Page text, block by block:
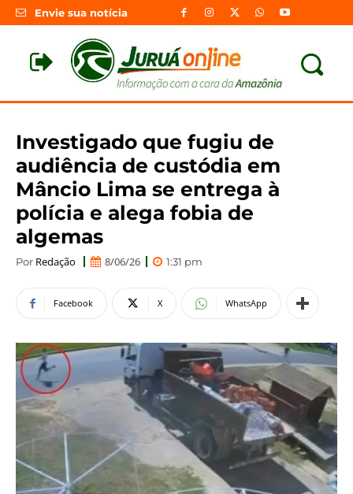
Envie sua notícia
Investigado que fugiu de
audiência de custódia em
Mâncio Lima se entrega à
polícia e alega fobia de
algemas
Por Redação 8/06/26 1:31 pm
Facebook X WhatsApp